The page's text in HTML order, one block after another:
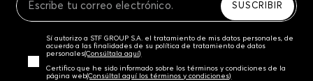
SUSCRIBIR
Sí autorizo a STF GROUP S.A. el tratamiento de mis datos personales, de
acuerdo a las finalidades de su política de tratamiento de datos
personales‎(Consúltala aquí)
Certifico que he sido informado sobre los términos y condiciones de la
página web‎(Consúltal aquí los términos y condiciones)